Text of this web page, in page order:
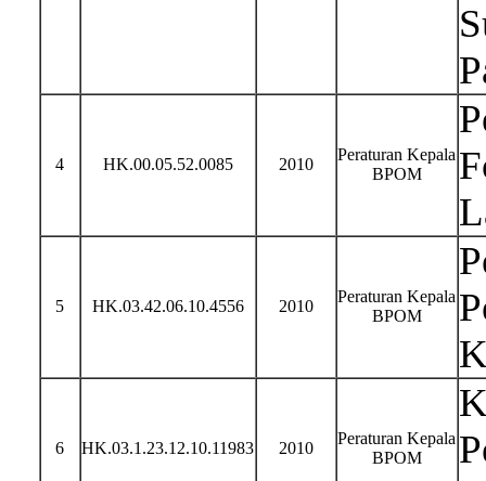
4 HK.00.05.52.0085 2010
Peraturan Kepala
BPOM
5 HK.03.42.06.10.4556 2010
Peraturan Kepala
BPOM
6 HK.03.1.23.12.10.11983 2010
Peraturan Kepala
BPOM